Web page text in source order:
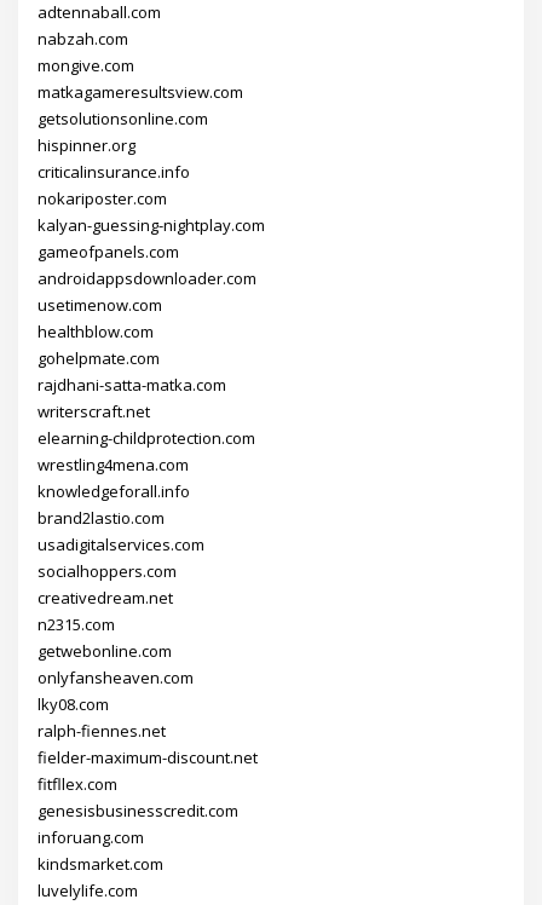
adtennaball.com
nabzah.com
mongive.com
matkagameresultsview.com
getsolutionsonline.com
hispinner.org
criticalinsurance.info
nokariposter.com
kalyan-guessing-nightplay.com
gameofpanels.com
androidappsdownloader.com
usetimenow.com
healthblow.com
gohelpmate.com
rajdhani-satta-matka.com
writerscraft.net
elearning-childprotection.com
wrestling4mena.com
knowledgeforall.info
brand2lastio.com
usadigitalservices.com
socialhoppers.com
creativedream.net
n2315.com
getwebonline.com
onlyfansheaven.com
lky08.com
ralph-fiennes.net
fielder-maximum-discount.net
fitfllex.com
genesisbusinesscredit.com
inforuang.com
kindsmarket.com
luvelylife.com